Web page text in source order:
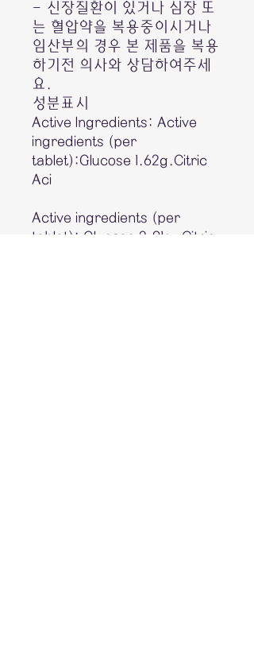
- 신장질환이 있거나 심장 또
는 혈압약을 복용중이시거나
임산부의 경우 본 제품을 복용
하기전 의사와 상담하여주세
요.
성분표시
Active Ingredients: Active
ingredients (per
tablet):Glucose 1.62g.Citric
Aci
Active ingredients (per
tablet): Glucose 2.91g, Citric